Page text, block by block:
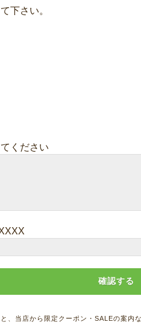
下さい。
ください
、当店から限定クーポン・SALEの案内